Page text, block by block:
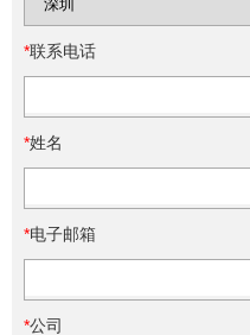
*联系电话
*姓名
*电子邮箱
*公司